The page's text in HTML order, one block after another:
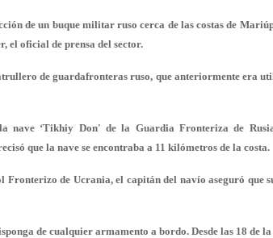
de un buque militar ruso cerca de las costas de
el oficial de prensa del sector.
de guardafronteras ruso, que anteriormente era
nave ‘Tikhiy Don' de la Guardia Fronteriza de
que la nave se encontraba a 11 kilómetros de la costa.
de Ucrania, el capitán del navío aseguró que
de cualquier armamento a bordo. Desde las 18 de